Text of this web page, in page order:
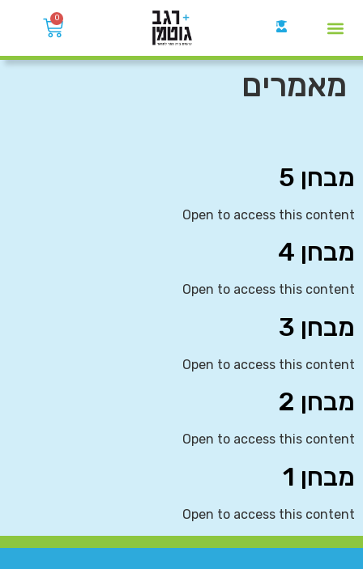
0
מאמרים
מבחן 5
Open to access this content
מבחן 4
Open to access this content
מבחן 3
Open to access this content
מבחן 2
Open to access this content
מבחן 1
Open to access this content